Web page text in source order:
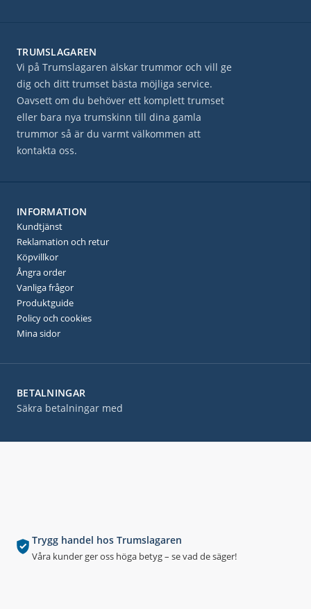
Trygg handel hos Trumslagaren
Våra kunder ger oss höga betyg – se vad de säger!
BETALNINGAR
Säkra betalningar med
TRUMSLAGAREN
Vi på Trumslagaren älskar trummor och vill ge
dig och ditt trumset bästa möjliga service.
Oavsett om du behöver ett komplett trumset
eller bara nya trumskinn till dina gamla
trummor så är du varmt välkommen att
kontakta oss.
INFORMATION
Kundtjänst
Reklamation och retur
Köpvillkor
Ångra order
Vanliga frågor
Produktguide
Policy och cookies
Mina sidor